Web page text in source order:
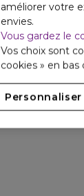
améliorer votre
envies.
Vous gardez le
Vos choix sont
cookies » en